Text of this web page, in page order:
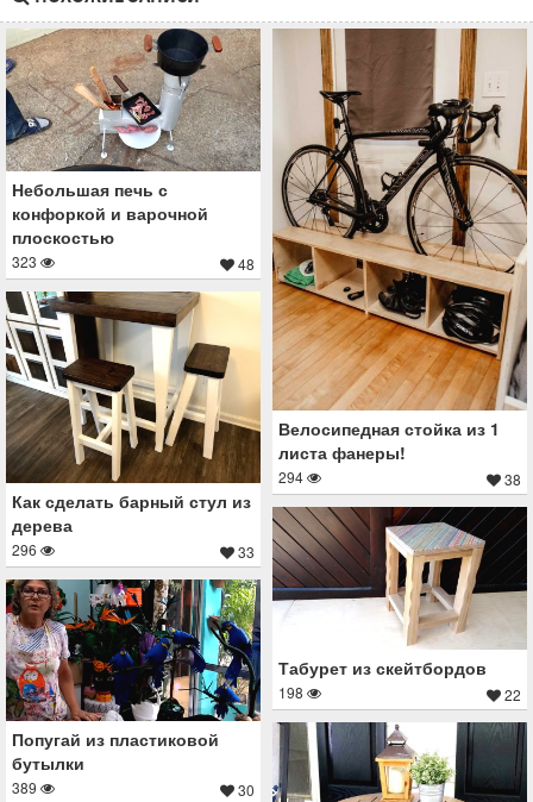
Небольшая печь с
конфоркой и варочной
плоскостью
323 48
Велосипедная стойка из 1
листа фанеры!
294 38
Как сделать барный стул из
дерева
296 33
Табурет из скейтбордов
198 22
Попугай из пластиковой
бутылки
389 30